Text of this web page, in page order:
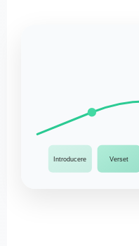
Introducere Verset